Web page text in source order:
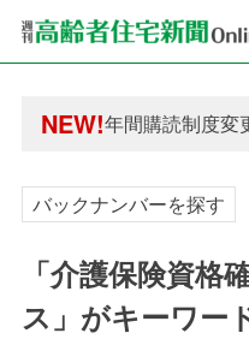
NEW!
年間購読制度変
年間購読制度変
バックナンバーを探す
「介護保険資格
ス」がキーワー